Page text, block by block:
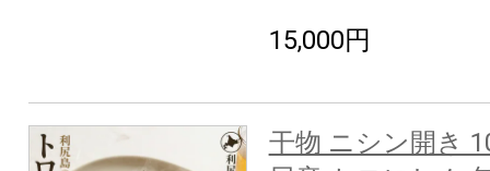
15,000円
干物 ニシン開き